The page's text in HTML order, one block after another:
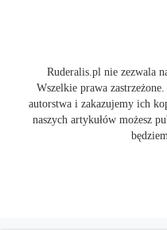
Ruderalis.pl nie zezwala
Wszelkie prawa
autorstwa i zakazujemy ich
naszych artykułów możesz